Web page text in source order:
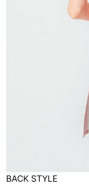
BACK STYLE